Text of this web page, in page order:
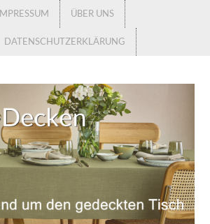
IMPRESSUM ÜBER UNS
DATENSCHUTZERKLÄRUNG